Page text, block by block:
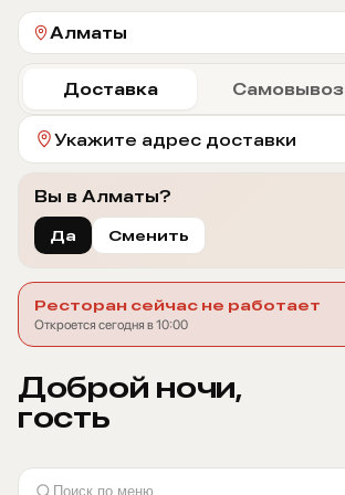
Алматы
Доставка Самовывоз
Укажите адрес доставки
Вы в Алматы?
Да Сменить
Ресторан сейчас не работает
Откроется сегодня в 10:00
Доброй ночи,
гость
Поиск по меню